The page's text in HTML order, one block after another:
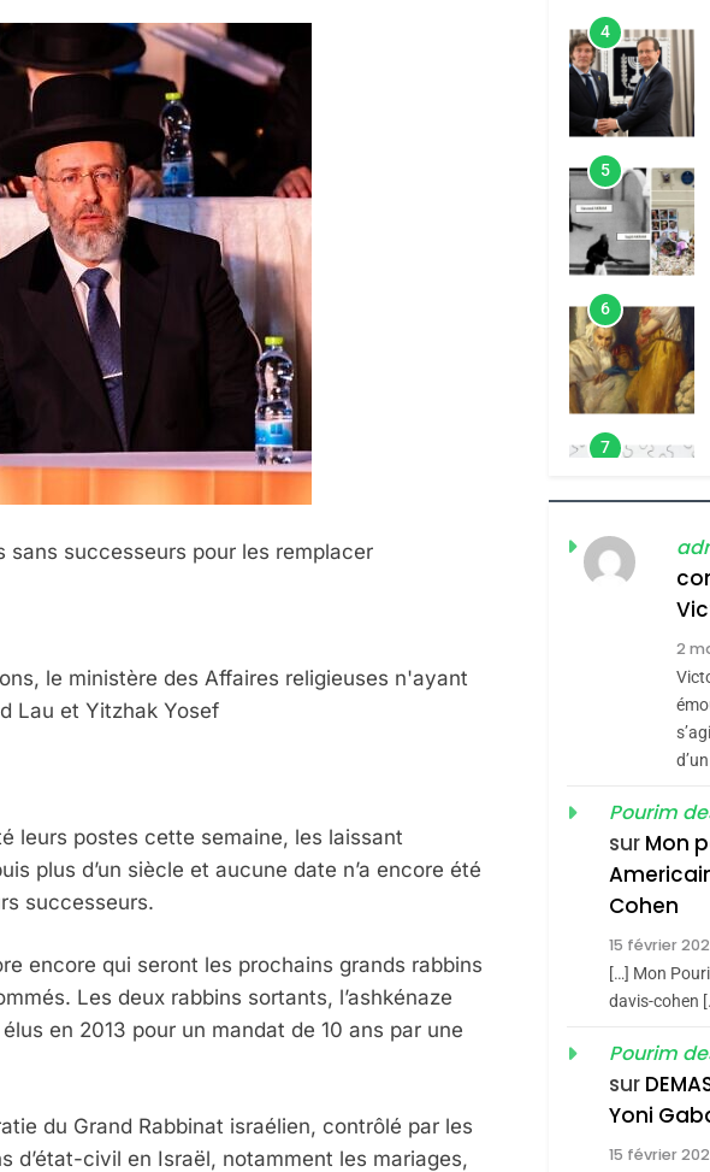
sans successeurs pour les remplacer
le ministère des Affaires religieuses n'ayant
Lau et Yitzhak Yosef
leurs postes cette semaine, les laissant
plus d’un siècle et aucune date n’a encore été
successeurs.
encore qui seront les prochains grands rabbins
Les deux rabbins sortants, l’ashkénaze
en 2013 pour un mandat de 10 ans par une
du Grand Rabbinat israélien, contrôlé par les
d’état-civil en Israël, notamment les mariages,
4
5
6
7
3
4
2
Pourim
sur Mon
Cohen
15 février
[…] Mon
davis-cohen
Pourim
sur
Yoni
15 février